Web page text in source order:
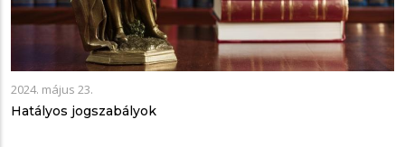
2024. május 23.
Hatályos jogszabályok